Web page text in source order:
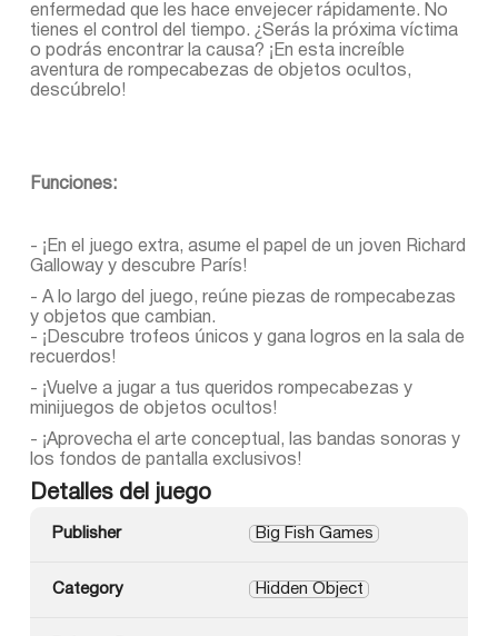
enfermedad que les hace envejecer rápidamente. No
tienes el control del tiempo. ¿Serás la próxima víctima
o podrás encontrar la causa? ¡En esta increíble
aventura de rompecabezas de objetos ocultos,
descúbrelo!
Funciones:
- ¡En el juego extra, asume el papel de un joven Richard
Galloway y descubre París!
- A lo largo del juego, reúne piezas de rompecabezas
y objetos que cambian.
- ¡Descubre trofeos únicos y gana logros en la sala de
recuerdos!
- ¡Vuelve a jugar a tus queridos rompecabezas y
minijuegos de objetos ocultos!
- ¡Aprovecha el arte conceptual, las bandas sonoras y
los fondos de pantalla exclusivos!
Detalles del juego
Publisher Big Fish Games
Category Hidden Object